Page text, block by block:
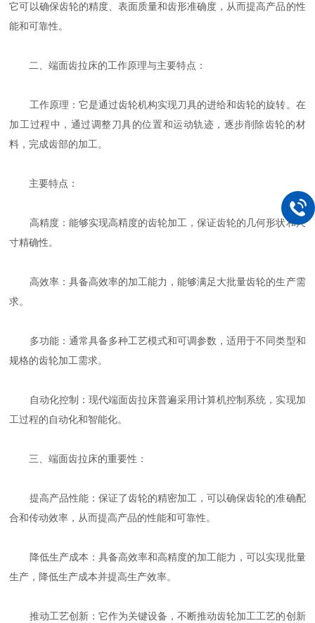
它可以确保齿轮的精度、表面质量和齿形准确度，从而提高产品的性
能和可靠性。
二、端面齿拉床的工作原理与主要特点：
工作原理：它是通过齿轮机构实现刀具的进给和齿轮的旋转。在
加工过程中，通过调整刀具的位置和运动轨迹，逐步削除齿轮的材
料，完成齿部的加工。
主要特点：
高精度：能够实现高精度的齿轮加工，保证齿轮的几何形状和尺
寸精确性。
高效率：具备高效率的加工能力，能够满足大批量齿轮的生产需
求。
多功能：通常具备多种工艺模式和可调参数，适用于不同类型和
规格的齿轮加工需求。
自动化控制：现代端面齿拉床普遍采用计算机控制系统，实现加
工过程的自动化和智能化。
三、端面齿拉床的重要性：
提高产品性能：保证了齿轮的精密加工，可以确保齿轮的准确配
合和传动效率，从而提高产品的性能和可靠性。
降低生产成本：具备高效率和高精度的加工能力，可以实现批量
生产，降低生产成本并提高生产效率。
推动工艺创新：它作为关键设备，不断推动齿轮加工工艺的创新